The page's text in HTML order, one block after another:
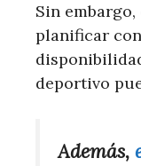
Sin
planificar
deportivo
Además,